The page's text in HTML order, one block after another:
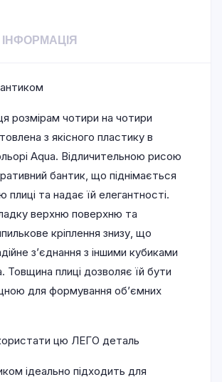
розмірам чотири на чотири
з якісного пластику в
Aqua. Відличительною рисою
бантик, що піднімається
плиці та надає їй елегантності.
верхню поверхню та
кріплення знизу, що
з’єднання з іншими кубиками
Товщина плиці дозволяє їй бути
для формування об’ємних
цю ЛЕГО деталь
ідеально підходить для